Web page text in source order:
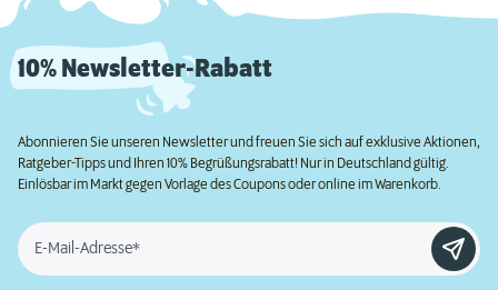
10% Newsletter-Rabatt
Abonnieren Sie unseren Newsletter und freuen Sie sich auf exklusive Aktionen,
Ratgeber-Tipps und Ihren 10% Begrüßungsrabatt! Nur in Deutschland gültig.
Einlösbar im Markt gegen Vorlage des Coupons oder online im Warenkorb.
E-Mail-Adresse*